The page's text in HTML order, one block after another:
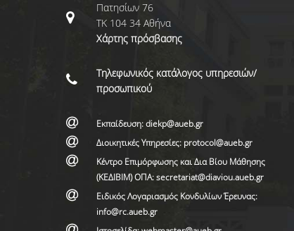
Πατησίων 76
ΤΚ 104 34 Αθήνα
Χάρτης πρόσβασης
Τηλεφωνικός κατάλογος υπηρεσιών/
προσωπικού
Εκπαίδευση: diekp@aueb.gr
Διοικητικές Υπηρεσίες: protocol@aueb.gr
Κέντρο Επιμόρφωσης και Δια Βίου Μάθησης
(ΚΕΔΙΒΙΜ) ΟΠΑ: secretariat@diaviou.aueb.gr
Ειδικός Λογαριασμός Κονδυλίων Έρευνας:
info@rc.aueb.gr